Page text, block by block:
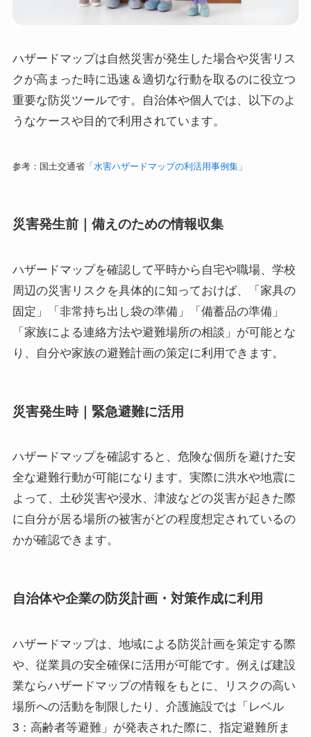
ハザードマップは自然災害が発生した場合や災害リス
クが高まった時に迅速＆適切な行動を取るのに役立つ
重要な防災ツールです。自治体や個人では、以下のよ
うなケースや目的で利用されています。
参考：国土交通省「水害ハザードマップの利活用事例集」
災害発生前｜備えのための情報収集
ハザードマップを確認して平時から自宅や職場、学校
周辺の災害リスクを具体的に知っておけば、「家具の
固定」「非常持ち出し袋の準備」「備蓄品の準備」
「家族による連絡方法や避難場所の相談」が可能とな
り、自分や家族の避難計画の策定に利用できます。
災害発生時｜緊急避難に活用
ハザードマップを確認すると、危険な個所を避けた安
全な避難行動が可能になります。実際に洪水や地震に
よって、土砂災害や浸水、津波などの災害が起きた際
に自分が居る場所の被害がどの程度想定されているの
かが確認できます。
自治体や企業の防災計画・対策作成に利用
ハザードマップは、地域による防災計画を策定する際
や、従業員の安全確保に活用が可能です。例えば建設
業ならハザードマップの情報をもとに、リスクの高い
場所への活動を制限したり、介護施設では「レベル
3：高齢者等避難」が発表された際に、指定避難所ま